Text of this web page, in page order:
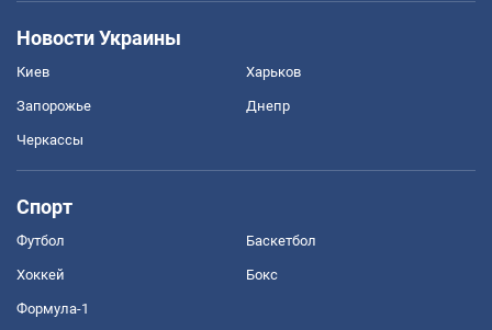
Новости Украины
Киев Харьков
Запорожье Днепр
Черкассы
Спорт
Футбол Баскетбол
Хоккей Бокс
Формула-1